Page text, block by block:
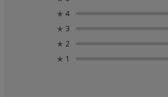
★ 4
★ 3
★ 2
★ 1